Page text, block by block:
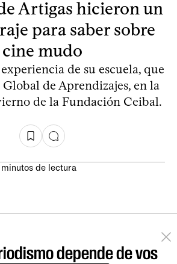
Artigas hicieron un
para saber sobre
cine mudo
de su escuela, que
de Aprendizajes, en la
de la Fundación Ceibal.
de lectura
depende de vos